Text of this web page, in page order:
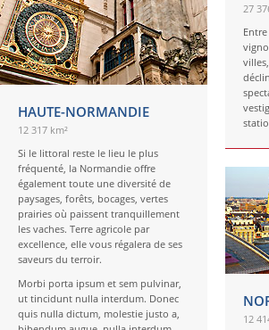
HAUTE-NORMANDIE
12 317 km²
Si le littoral reste le lieu le plus
fréquenté, la Normandie offre
également toute une diversité de
paysages, forêts, bocages, vertes
prairies où paissent tranquillement
les vaches. Terre agricole par
excellence, elle vous régalera de ses
saveurs du terroir.
Morbi porta ipsum et sem pulvinar,
ut tincidunt nulla interdum. Donec
quis nulla dictum, molestie justo a,
27
12